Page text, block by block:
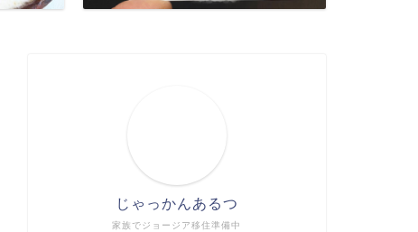
家族でジョージア移住準備中
じゃっかんあるつ